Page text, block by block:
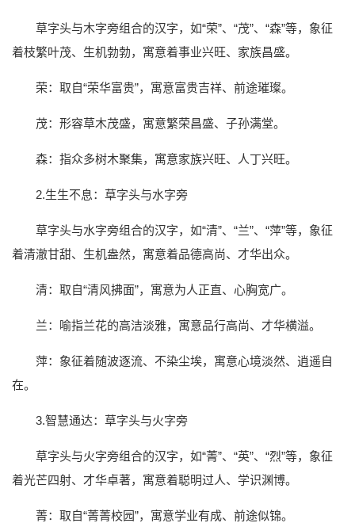
草字头与木字旁组合的汉字，如“荣”、“茂”、“森”等，象征
着枝繁叶茂、生机勃勃，寓意着事业兴旺、家族昌盛。
荣：取自“荣华富贵”，寓意富贵吉祥、前途璀璨。
茂：形容草木茂盛，寓意繁荣昌盛、子孙满堂。
森：指众多树木聚集，寓意家族兴旺、人丁兴旺。
2.生生不息：草字头与水字旁
草字头与水字旁组合的汉字，如“清”、“兰”、“萍”等，象征
着清澈甘甜、生机盎然，寓意着品德高尚、才华出众。
清：取自“清风拂面”，寓意为人正直、心胸宽广。
兰：喻指兰花的高洁淡雅，寓意品行高尚、才华横溢。
萍：象征着随波逐流、不染尘埃，寓意心境淡然、逍遥自
在。
3.智慧通达：草字头与火字旁
草字头与火字旁组合的汉字，如“菁”、“英”、“烈”等，象征
着光芒四射、才华卓著，寓意着聪明过人、学识渊博。
菁：取自“菁菁校园”，寓意学业有成、前途似锦。